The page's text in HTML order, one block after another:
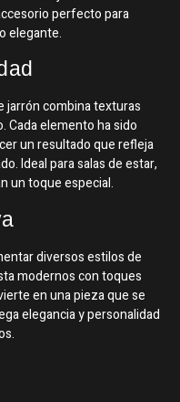
perfecto para
elegante.
jarrón combina texturas
Cada elemento ha sido
un resultado que refleja
Ideal para salas de estar,
un toque especial.
diversos estilos de
modernos con toques
en una pieza que se
elegancia y personalidad